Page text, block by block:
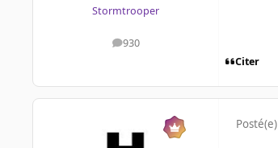
Stormtrooper
930
messages
Citer
Posté(e)